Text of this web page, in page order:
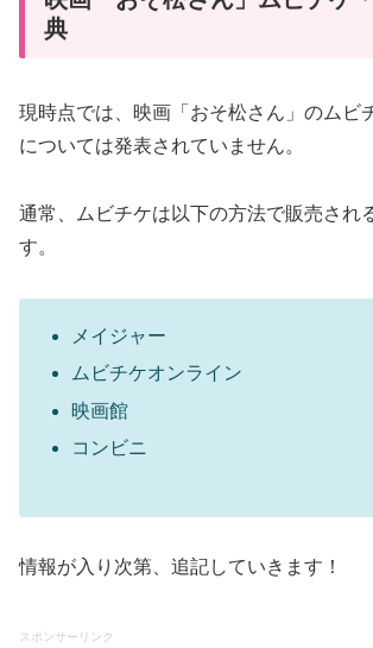
典
現時点では、映画「おそ松さん」のムビ
については発表されていません。
通常、ムビチケは以下の方法で販売され
す。
メイジャー
ムビチケオンライン
映画館
コンビニ
情報が入り次第、追記していきます！
スポンサーリンク